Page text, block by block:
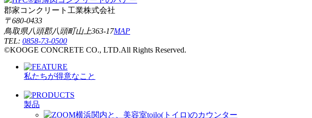
郡家コンクリート工業株式会社
〒680-0433
鳥取県八頭郡八頭町山上363-17MAP
TEL: 0858-73-0500
©KOOGE CONCRETE CO., LTD.All Rights Reserved.
私たちが得意なこと
製品